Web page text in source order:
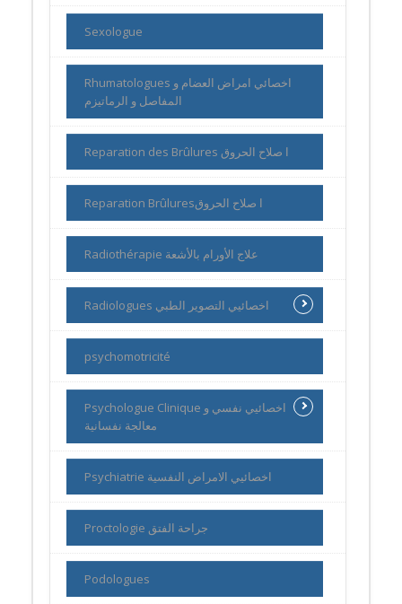
Sexologue
Rhumatologues اخصائي امراض العضام و
المفاصل و الرماتيزم
Reparation des Brûlures ا صلاح الحروق
Reparation Brûluresا صلاح الحروق
Radiothérapie علاج الأورام بالأشعة
Radiologues اخصائيي التصوير الطبي
psychomotricité
Psychologue Clinique اخصائيي نفسي و
معالجة نفسانية
Psychiatrie اخصائيي الامراض النفسية
Proctologie جراحة الفتق
Podologues